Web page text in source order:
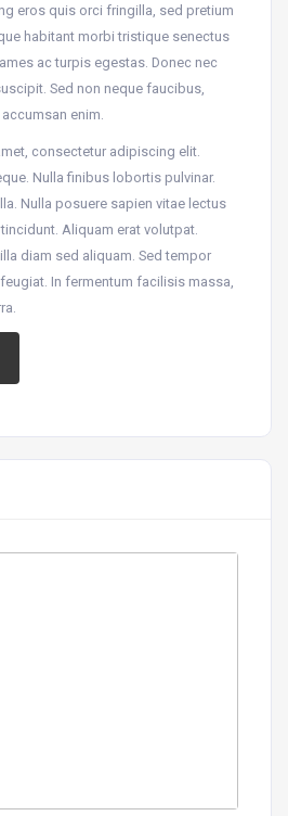
eros quis orci fringilla, sed pretium
habitant morbi tristique senectus
ac turpis egestas. Donec nec
Sed non neque faucibus,
enim.
consectetur adipiscing elit.
Nulla finibus lobortis pulvinar.
Nulla posuere sapien vitae lectus
Aliquam erat volutpat.
diam sed aliquam. Sed tempor
In fermentum facilisis massa,